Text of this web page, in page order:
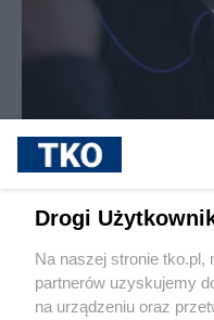
Finał głośnej sprawy
długi sąsiada”.
Drogi
Na naszej stronie tko.pl,
partnerów uzyskujemy
na urządzeniu oraz